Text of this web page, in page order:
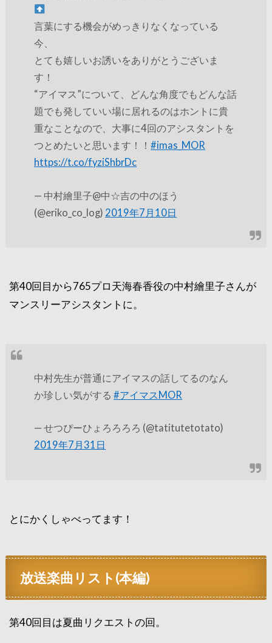
言葉にする機会がめっきりなくなっている
今、
とても嬉しいお誘いをありがとうございま
す！
“アイマス”について、どんな角度でもどんな話
題でも発していい場に居れるのはホントに貴
重なことなので、大事に4回のアシスタントを
つとめたいと思います！！#imas_MOR
https://t.co/fyziShbrDc
— 中村繪里子@中☆吉の中のほう
(@eriko_co_log) 2019年7月10日
第40回目から765プロ天海春香役の中村繪里子さんが
マンスリーアシスタントに。
中村先生が普通にアイマスの話してるのなん
か珍しい気がする#アイマスMOR
— せつぴーひょろろろろ (@tatitutetotato)
2019年7月31日
とにかくしゃべってます！
放送楽曲リスト(本編)
第40回目は夏曲リクエストの回。